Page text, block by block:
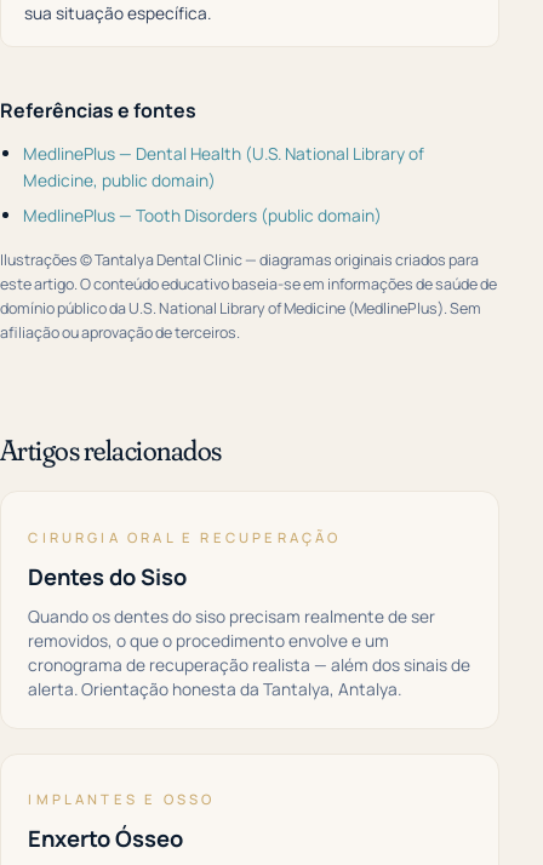
sua situação específica.
Referências e fontes
MedlinePlus — Dental Health (U.S. National Library of
Medicine, public domain)
MedlinePlus — Tooth Disorders (public domain)
Ilustrações © Tantalya Dental Clinic — diagramas originais criados para
este artigo. O conteúdo educativo baseia-se em informações de saúde de
domínio público da U.S. National Library of Medicine (MedlinePlus). Sem
afiliação ou aprovação de terceiros.
Artigos relacionados
CIRURGIA ORAL E RECUPERAÇÃO
Dentes do Siso
Quando os dentes do siso precisam realmente de ser
removidos, o que o procedimento envolve e um
cronograma de recuperação realista — além dos sinais de
alerta. Orientação honesta da Tantalya, Antalya.
IMPLANTES E OSSO
Enxerto Ósseo